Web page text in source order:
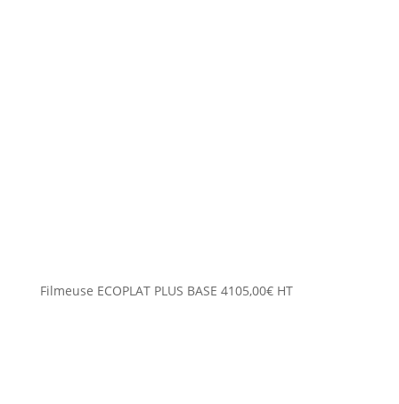
Filmeuse ECOPLAT PLUS BASE 4105,00€ HT